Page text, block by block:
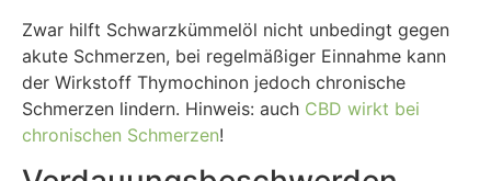
Zwar hilft Schwarzkümmelöl nicht unbedingt gegen
akute Schmerzen, bei regelmäßiger Einnahme kann
der Wirkstoff Thymochinon jedoch chronische
Schmerzen lindern. Hinweis: auch CBD wirkt bei
chronischen Schmerzen!